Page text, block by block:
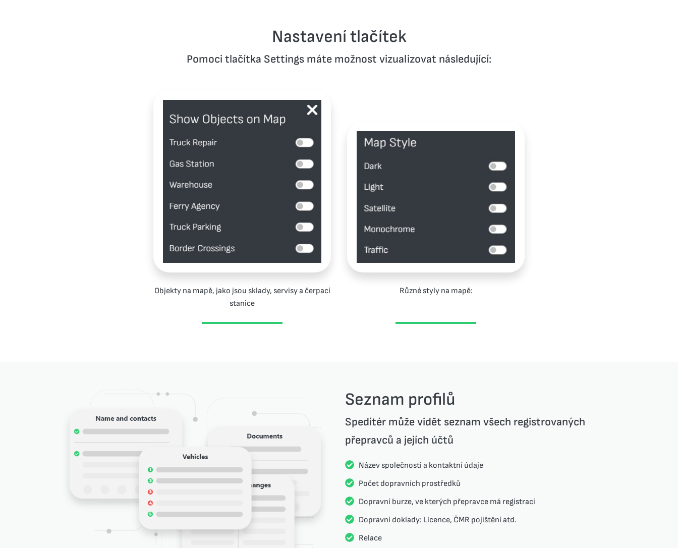
Nastavení tlačítek
Pomoci tlačítka Settings máte možnost vizualizovat následující:
Objekty na mapě, jako jsou sklady, servisy a čerpací
stanice
Různé styly na mapě:
Seznam profilů
Speditér může vidět seznam všech registrovaných
přepravců a jejích účtů
Název společnosti a kontaktní údaje
Počet dopravních prostředků
Dopravní burze, ve kterých přepravce má registraci
Dopravní doklady: Licence, ČMR pojištění atd.
Relace